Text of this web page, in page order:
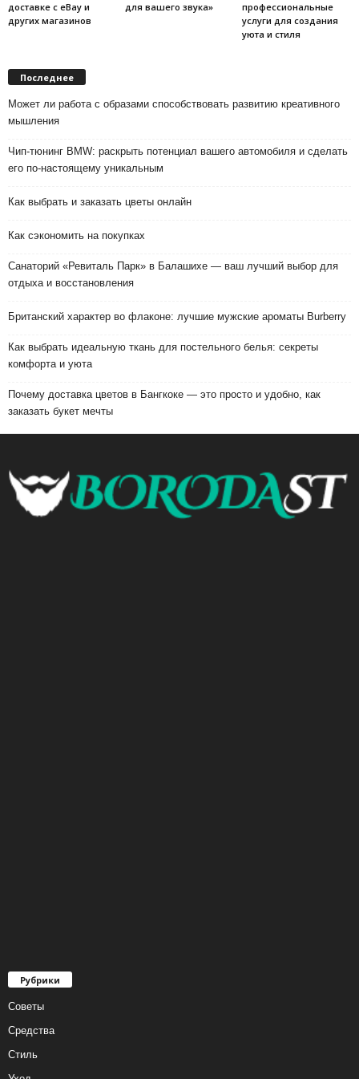
доставке с eBay и
других магазинов
для вашего звука»
профессиональные
услуги для создания
уюта и стиля
Последнее
Может ли работа с образами способствовать развитию креативного
мышления
Чип-тюнинг BMW: раскрыть потенциал вашего автомобиля и сделать
его по-настоящему уникальным
Как выбрать и заказать цветы онлайн
Как сэкономить на покупках
Санаторий «Ревиталь Парк» в Балашихе — ваш лучший выбор для
отдыха и восстановления
Британский характер во флаконе: лучшие мужские ароматы Burberry
Как выбрать идеальную ткань для постельного белья: секреты
комфорта и уюта
Почему доставка цветов в Бангкоке — это просто и удобно, как
заказать букет мечты
Рубрики
Советы
Средства
Стиль